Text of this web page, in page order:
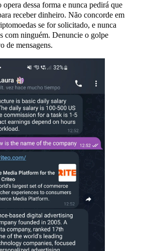
dessa forma e nunca pedirá que
receber dinheiro. Não concorde em
se for solicitado, e nunca
com ninguém. Denuncie o golpe
de mensagens.